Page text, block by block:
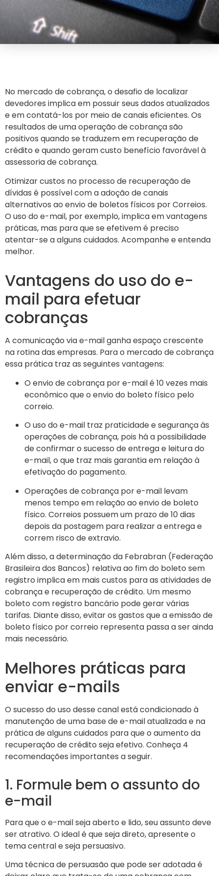
No mercado de cobrança, o desafio de localizar
devedores implica em possuir seus dados atualizados
e em contatá-los por meio de canais eficientes. Os
resultados de uma operação de cobrança são
positivos quando se traduzem em recuperação de
crédito e quando geram custo benefício favorável à
assessoria de cobrança.
Otimizar custos no processo de recuperação de
dívidas é possível com a adoção de canais
alternativos ao envio de boletos físicos por Correios.
O uso do e-mail, por exemplo, implica em vantagens
práticas, mas para que se efetivem é preciso
atentar-se a alguns cuidados. Acompanhe e entenda
melhor.
Vantagens do uso do e-
mail para efetuar
cobranças
A comunicação via e-mail ganha espaço crescente
na rotina das empresas. Para o mercado de cobrança
essa prática traz as seguintes vantagens:
O envio de cobrança por e-mail é 10 vezes mais
econômico que o envio do boleto físico pelo
correio.
O uso do e-mail traz praticidade e segurança às
operações de cobrança, pois há a possibilidade
de confirmar o sucesso de entrega e leitura do
e-mail, o que traz mais garantia em relação à
efetivação do pagamento.
Operações de cobrança por e-mail levam
menos tempo em relação ao envio de boleto
físico. Correios possuem um prazo de 10 dias
depois da postagem para realizar a entrega e
correm risco de extravio.
Além disso, a determinação da Febrabran (Federação
Brasileira dos Bancos) relativa ao fim do boleto sem
registro implica em mais custos para as atividades de
cobrança e recuperação de crédito. Um mesmo
boleto com registro bancário pode gerar várias
tarifas. Diante disso, evitar os gastos que a emissão de
boleto físico por correio representa passa a ser ainda
mais necessário.
Melhores práticas para
enviar e-mails
O sucesso do uso desse canal está condicionado à
manutenção de uma base de e-mail atualizada e na
prática de alguns cuidados para que o aumento da
recuperação de crédito seja efetivo. Conheça 4
recomendações importantes a seguir.
1. Formule bem o assunto do
e-mail
Para que o e-mail seja aberto e lido, seu assunto deve
ser atrativo. O ideal é que seja direto, apresente o
tema central e seja persuasivo.
Uma técnica de persuasão que pode ser adotada é